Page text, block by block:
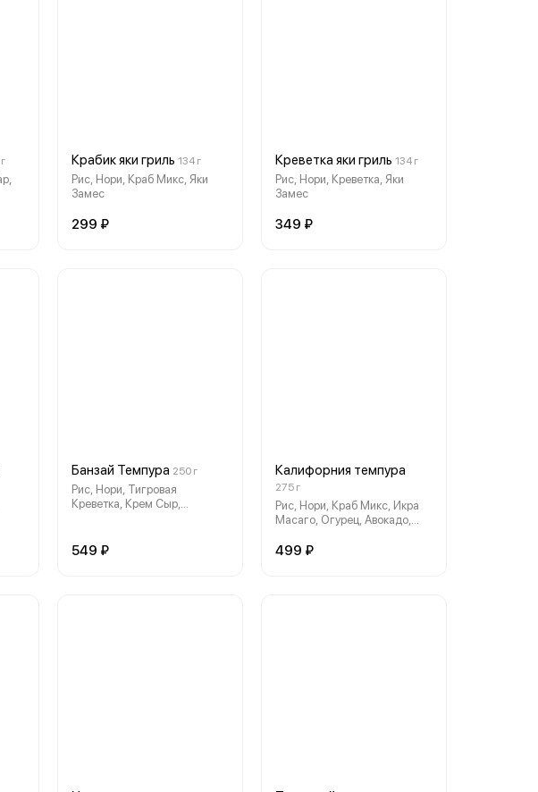
Крабик яки гриль 134 г
Рис, Нори, Краб Микс, Яки
Замес
299 ₽
Креветка яки гриль 134 г
Рис, Нори, Креветка, Яки
Замес
349 ₽
Банзай Темпура 250 г
Рис, Нори, Тигровая
Креветка, Крем Сыр,
549 ₽
Калифорния темпура
275 г
Рис, Нори, Краб Микс, Икра
Масаго, Огурец, Авокадо,
Соус Чили
499 ₽